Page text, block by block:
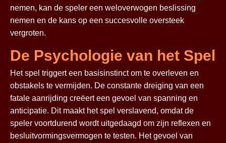
nemen, kan de speler een weloverwogen beslissing
nemen en de kans op een succesvolle oversteek
vergroten.
De Psychologie van het Spel
Het spel triggert een basisinstinct om te overleven en
obstakels te vermijden. De constante dreiging van een
fatale aanrijding creëert een gevoel van spanning en
anticipatie. Dit maakt het spel verslavend, omdat de
speler voortdurend wordt uitgedaagd om zijn reflexen en
besluitvormingsvermogen te testen. Het gevoel van